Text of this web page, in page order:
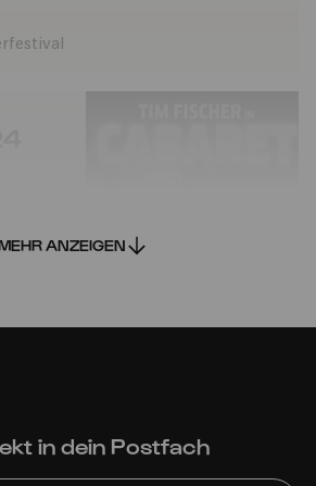
ANZEIGEN
in dein Postfach